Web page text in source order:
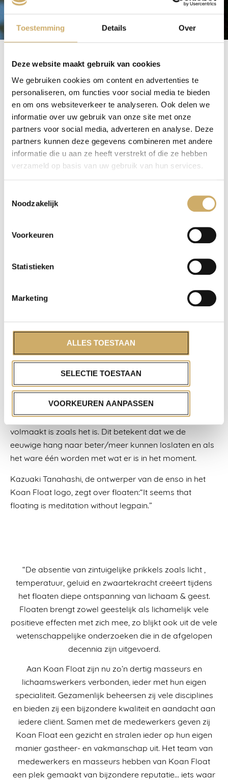
Toestemming Details Over
Deze website maakt gebruik van cookies
We gebruiken cookies om content en advertenties te
personaliseren, om functies voor social media te bieden
en om ons websiteverkeer te analyseren. Ook delen we
informatie over uw gebruik van onze site met onze
partners voor social media, adverteren en analyse. Deze
partners kunnen deze gegevens combineren met andere
informatie die u aan ze heeft verstrekt of die ze hebben
verzameld op basis van uw gebruik van hun services.
Noodzakelijk
Voorkeuren
Statistieken
Marketing
ALLES TOESTAAN
SELECTIE TOESTAAN
VOORKEUREN AANPASSEN
De betekenis van “Koan”
Een “Koan” is een spiritueel raadsel dat zich niet laat
oplossen via het verstand. Een bekende Koan
luidt: “Wat is het geluid van het klappen met één
hand?” Het oplossen van het vraagstuk kan leiden tot
diep spiritueel inzicht en uiteindelijk “verlichting”. De
floatcabine kan je ook helpen in dit proces.
De Enso
Een “Enso” is een cirkel die uit één penseelstreek is
getrokken en symboliseert dat ieder moment
volmaakt is zoals het is. Dit betekent dat we de
eeuwige hang naar beter/meer kunnen loslaten en als
het ware één worden met wat er is in het moment.
Kazuaki Tanahashi, de ontwerper van de enso in het
Koan Float logo, zegt over floaten:“It seems that
floating is meditation without legpain.”
“De absentie van zintuigelijke prikkels zoals licht ,
temperatuur, geluid en zwaartekracht creëert tijdens
het floaten diepe ontspanning van lichaam & geest.
Floaten brengt zowel geestelijk als lichamelijk vele
positieve effecten met zich mee, zo blijkt ook uit de vele
wetenschappelijke onderzoeken die in de afgelopen
decennia zijn uitgevoerd.
Aan Koan Float zijn nu zo’n dertig masseurs en
lichaamswerkers verbonden, ieder met hun eigen
specialiteit. Gezamenlijk beheersen zij vele disciplines
en bieden zij een bijzondere kwaliteit en aandacht aan
iedere cliënt. Samen met de medewerkers geven zij
Koan Float een gezicht en stralen ieder op hun eigen
manier gastheer- en vakmanschap uit. Het team van
medewerkers en masseurs hebben van Koan Float
een plek gemaakt van bijzondere reputatie… iets waar